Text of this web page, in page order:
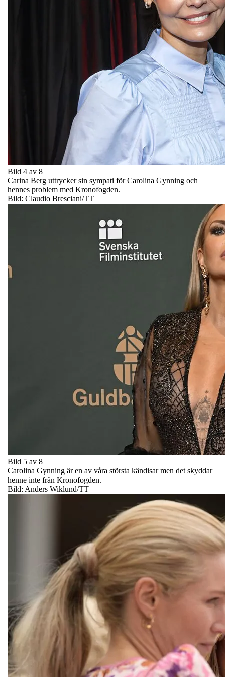
Bild 4 av 8
Carina Berg uttrycker sin sympati för Carolina Gynning och
hennes problem med Kronofogden.
Bild: Claudio Bresciani/TT
Bild 5 av 8
Carolina Gynning är en av våra största kändisar men det skyddar
henne inte från Kronofogden.
Bild: Anders Wiklund/TT